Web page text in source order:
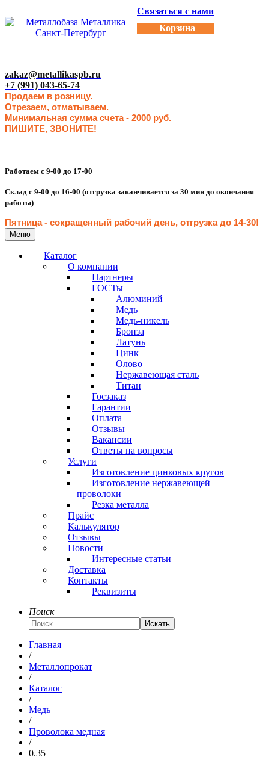
Связаться с нами
Корзина
zakaz@metallikaspb.ru
+7 (991) 043-65-74
Продаем в розницу.
Отрезаем, отматываем.
Минимальная сумма счета - 2000 руб.
ПИШИТЕ, ЗВОНИТЕ!
Работаем с 9-00 до 17-00
Склад с 9-00 до 16-00 (отгрузка заканчивается за 30 мин до окончания
работы)
Пятница - сокращенный рабочий день, отгрузка до 14-30!
Меню
Каталог
О компании
Партнеры
ГОСТы
Алюминий
Медь
Медь-никель
Бронза
Латунь
Цинк
Олово
Нержавеющая сталь
Титан
Госзаказ
Гарантии
Оплата
Отзывы
Вакансии
Ответы на вопросы
Услуги
Изготовление цинковых кругов
Изготовление нержавеющей
проволоки
Резка металла
Прайс
Калькулятор
Отзывы
Новости
Интересные статьи
Доставка
Контакты
Реквизиты
Поиск
Искать
Главная
/
Металлопрокат
/
Каталог
/
Медь
/
Проволока медная
/
0.35